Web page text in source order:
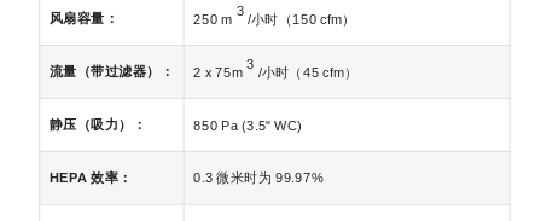
风扇容量： 250 m 3 /小时（150 cfm）
流量（带过滤器）： 2 x 75m3 /小时（45 cfm）
静压（吸力）： 850 Pa (3.5" WC)
HEPA 效率： 0.3 微米时为 99.97%